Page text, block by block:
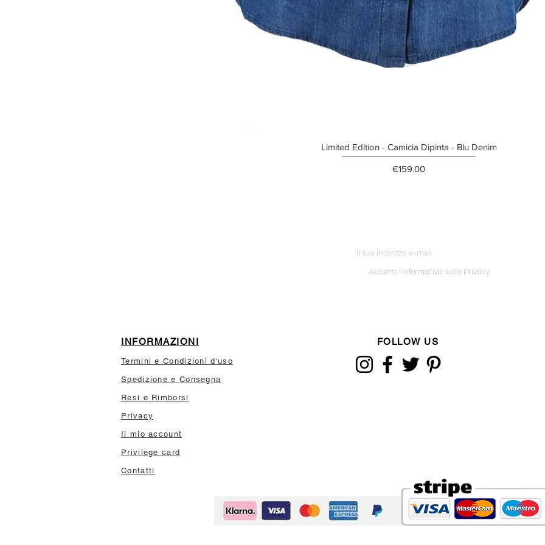
Limited Edition - Camicia Dipinta - Blu Denim
Price
€159.00
Accetto l'informativa sulla Privacy
INFORMAZIONI
Termini e Condizioni d'uso
Spedizione e Consegna
Resi e Rimborsi
Privacy
Il mio account
Privilege card
Contatti
FOLLOW US